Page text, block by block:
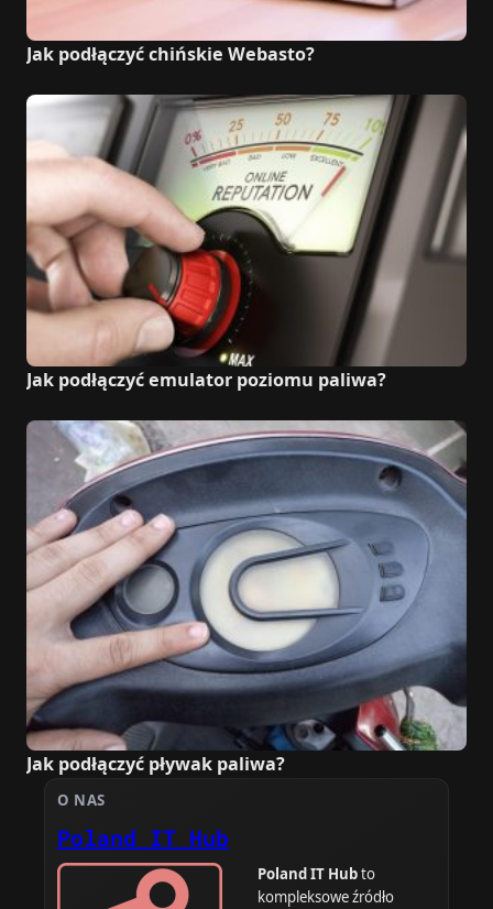
Jak podłączyć chińskie Webasto?
Jak podłączyć emulator poziomu paliwa?
Jak podłączyć pływak paliwa?
O NAS
Poland IT Hub
Poland IT Hubto
kompleksowe źródło